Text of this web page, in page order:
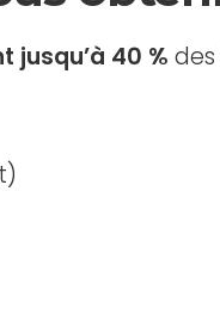
jusqu’à 40 %